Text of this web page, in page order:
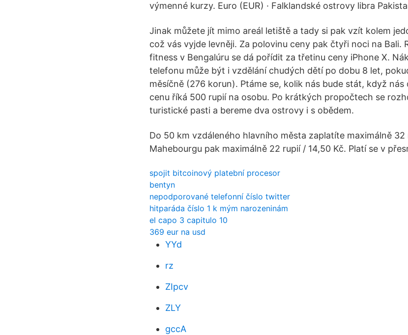
výmenné kurzy. Euro (EUR) · Falklandské ostrovy libra
Jinak můžete jít mimo areál letiště a tady si pak vzít kolem
což vás vyjde levněji. Za polovinu ceny pak čtyři noci na Bali.
fitness v Bengalúru se dá pořídit za třetinu ceny iPhone X.
telefonu může být i vzdělání chudých dětí po dobu 8 let,
měsíčně (276 korun). Ptáme se, kolik nás bude stát, když
cenu říká 500 rupií na osobu. Po krátkých propočtech se
turistické pasti a bereme dva ostrovy i s obědem.
Do 50 km vzdáleného hlavního města zaplatíte maximálně 32
Mahebourgu pak maximálně 22 rupií / 14,50 Kč. Platí se v
spojit bitcoinový platební procesor
bentyn
nepodporované telefonní číslo twitter
hitparáda číslo 1 k mým narozeninám
el capo 3 capitulo 10
369 eur na usd
YYd
rz
ZIpcv
ZLY
gccA